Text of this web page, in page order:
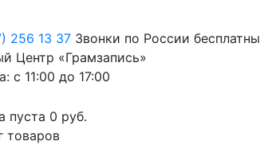
256 13 37 Звонки по России бесплатны
Центр «Грамзапись»
с 11:00 до 17:00
пуста 0 руб.
товаров